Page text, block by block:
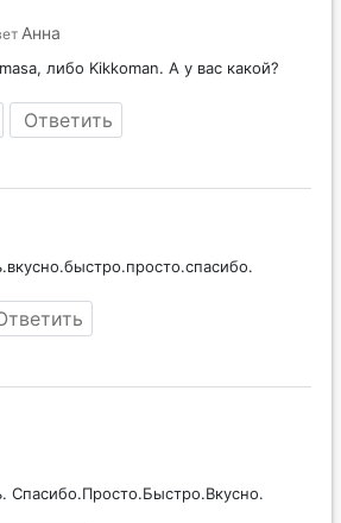
Анна
либо Kikkoman. А у вас какой?
Ответить
Спасибо.Просто.Быстро.Вкусно.